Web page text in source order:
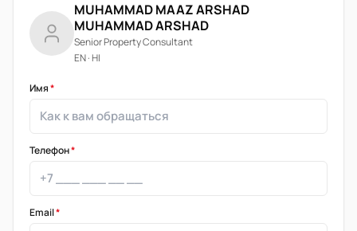
MUHAMMAD MAAZ ARSHAD
MUHAMMAD ARSHAD
Senior Property Consultant
EN · HI
Имя*
Телефон*
Email*